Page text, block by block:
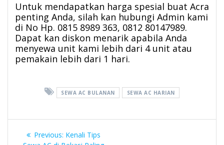
Untuk mendapatkan harga spesial buat Acra
penting Anda, silah kan hubungi Admin kami
di No Hp. 0815 8989 363, 0812 80147989.
Dapat kan diskon menarik apabila Anda
menyewa unit kami lebih dari 4 unit atau
pemakain lebih dari 1 hari.
SEWA AC BULANAN SEWA AC HARIAN
PostPrevious: Previous
Kenali Tips